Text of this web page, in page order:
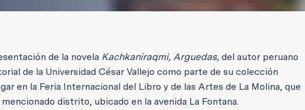
de la novela Kachkaniraqmi, Arguedas, del autor peruano
de la Universidad César Vallejo como parte de su colección
en la Feria Internacional del Libro y de las Artes de La Molina, que
distrito, ubicado en la avenida La Fontana.